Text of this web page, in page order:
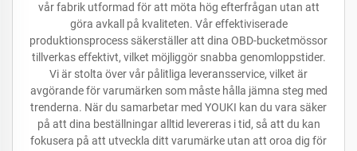
vår fabrik utformad för att möta hög efterfrågan utan att
göra avkall på kvaliteten. Vår effektiviserade
produktionsprocess säkerställer att dina OBD-bucketmössor
tillverkas effektivt, vilket möjliggör snabba genomloppstider.
Vi är stolta över vår pålitliga leveransservice, vilket är
avgörande för varumärken som måste hålla jämna steg med
trenderna. När du samarbetar med YOUKI kan du vara säker
på att dina beställningar alltid levereras i tid, så att du kan
fokusera på att utveckla ditt varumärke utan att oroa dig för